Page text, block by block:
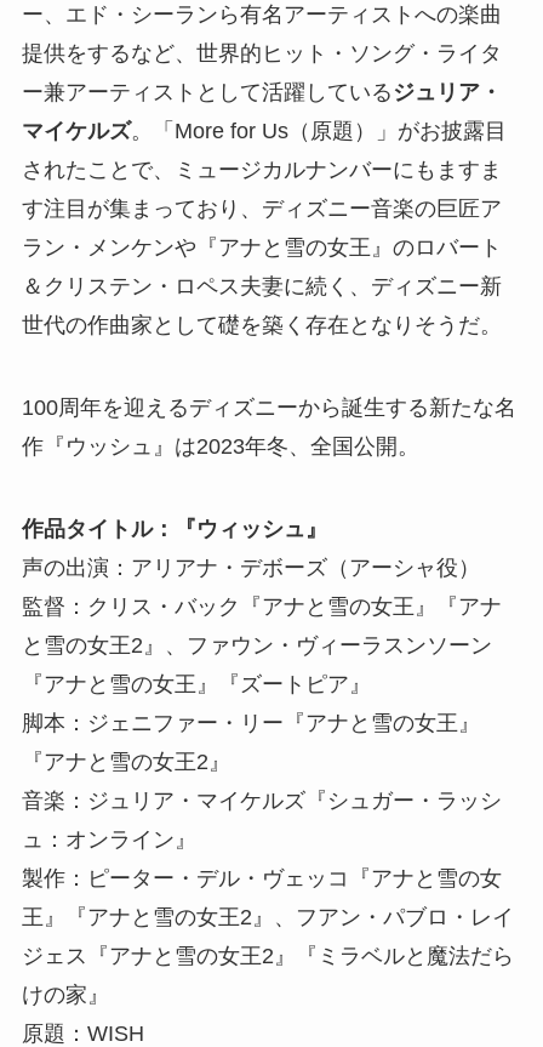
ー、エド・シーランら有名アーティストへの楽曲
提供をするなど、世界的ヒット・ソング・ライタ
ー兼アーティストとして活躍している ジュリア・
マイケルズ。「More for Us（原題）」がお披露目
されたことで、ミュージカルナンバーにもますま
す注目が集まっており、ディズニー音楽の巨匠ア
ラン・メンケンや『アナと雪の女王』のロバート
＆クリステン・ロペス夫妻に続く、ディズニー新
世代の作曲家として礎を築く存在となりそうだ。
100周年を迎えるディズニーから誕生する新たな名
作『ウッシュ』は2023年冬、全国公開。
作品タイトル：『ウィッシュ』
声の出演：アリアナ・デボーズ（アーシャ役）
監督：クリス・バック『アナと雪の女王』『アナ
と雪の女王2』、ファウン・ヴィーラスンソーン
『アナと雪の女王』『ズートピア』
脚本：ジェニファー・リー『アナと雪の女王』
『アナと雪の女王2』
音楽：ジュリア・マイケルズ『シュガー・ラッシ
ュ：オンライン』
製作：ピーター・デル・ヴェッコ『アナと雪の女
王』『アナと雪の女王2』、フアン・パブロ・レイ
ジェス『アナと雪の女王2』『ミラベルと魔法だら
けの家』
原題：WISH